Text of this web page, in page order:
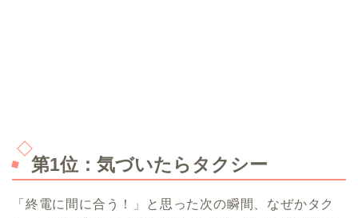
第1位：気づいたらタクシー
「終電に間に合う！」と思った次の瞬間、なぜかタク